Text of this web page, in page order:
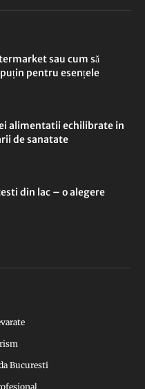
sau cum să
pentru esențele
alimentatii echilibrate in
de sanatate
din lac – o alegere
Bucuresti